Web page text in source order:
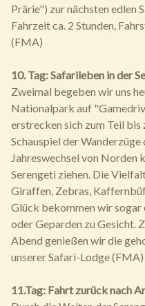
Prärie") zur nächsten edlen
Fahrzeit ca. 2 Stunden,
(FMA)
10. Tag: Safarileben in der
Zweimal begeben wir uns
Nationalpark auf
erstrecken sich zum Teil
Schauspiel der
Jahreswechsel von Norden
Serengeti ziehen. Die
Giraffen, Zebras,
Glück bekommen wir sogar
oder Geparden zu Gesicht.
Abend genießen wir die
unserer Safari-Lodge (FMA)
11.Tag: Fahrt zurück nach